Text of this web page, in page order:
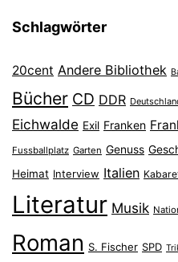
Schlagwörter
20cent Andere Bibliothek
Bücher CD DDR
Eichwalde Exil Franken
Fussballplatz Garten Genuss
Heimat Interview Italien
Literatur Musik
Roman S. Fischer SPD